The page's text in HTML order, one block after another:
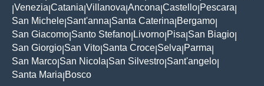
Venezia Catania Villanova Ancona Castello Pescara
San Michele Sant'anna Santa Caterina Bergamo
San Giacomo Santo Stefano Livorno Pisa San Biagio
San Giorgio San Vito Santa Croce Selva Parma
San Marco San Nicola San Silvestro Sant'angelo
Santa Maria Bosco